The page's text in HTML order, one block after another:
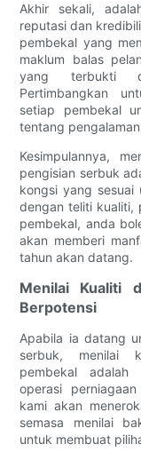
Akhir sekali,
reputasi dan
pembekal yang
maklum balas
yang terbukti
Pertimbangkan
setiap pembekal
tentang
Kesimpulannya,
pengisian serbuk
kongsi yang sesuai
dengan teliti kualiti,
pembekal, anda
akan memberi
tahun akan datang.
Menilai Kualiti
Berpotensi
Apabila ia datang
serbuk, menilai
pembekal adalah
operasi
kami akan
semasa menilai
untuk membuat